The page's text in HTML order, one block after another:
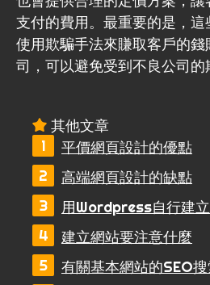
支付的費用。最重要的是，
使用欺騙手法來賺取客戶的
司，可以避免受到不良公司的
其他文章
平價網頁設計的優點
高端網頁設計的缺點
用Wordpress自行建
建立網站要注意什麼
有關基本網站的SEO